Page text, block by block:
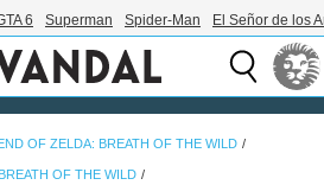
6 Superman Spider-Man El Señor de los
OF ZELDA: BREATH OF THE WILD
OF THE WILD